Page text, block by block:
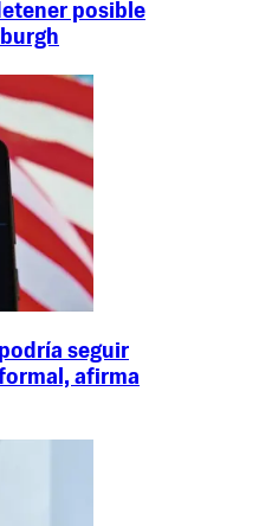
posible
seguir
afirma